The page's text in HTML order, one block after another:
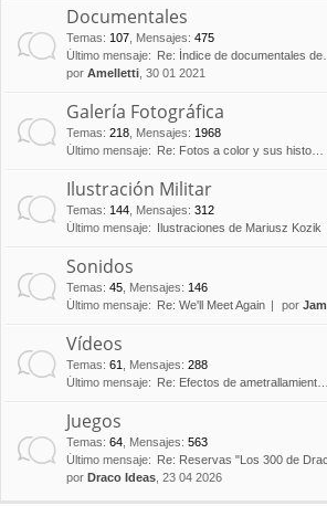
Documentales
Temas: 107 Mensajes: 475
Último mensaje:
Re: Índice de documentales de…
por Amelletti , 30 01 2021
Galería Fotográfica
Temas: 218 Mensajes: 1968
Último mensaje:
Re: Fotos a color y sus histo…
Ilustración Militar
Temas: 144 Mensajes: 312
Último mensaje:
Ilustraciones de Mariusz Kozik
Sonidos
Temas: 45 Mensajes: 146
Último mensaje:
Re: We'll Meet Again por
Vídeos
Temas: 61 Mensajes: 288
Último mensaje:
Re: Efectos de ametrallamient…
Juegos
Temas: 64 Mensajes: 563
Último mensaje:
Re: Reservas "Los 300 de
por Draco Ideas , 23 04 2026